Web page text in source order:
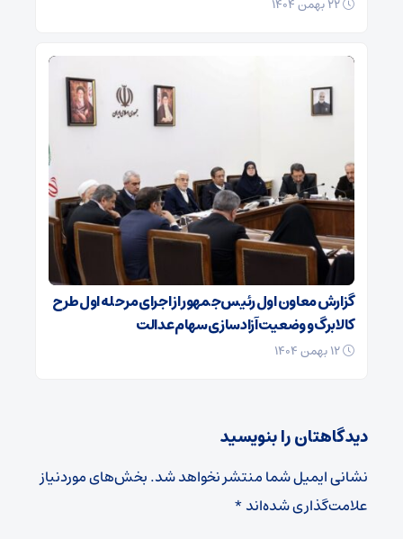
گزارش معاون اول رئیس‌جمهور از اجرای مرحله اول طرح
کالابرگ و وضعیت آزادسازی سهام عدالت
دیدگاهتان را بنویسید
نشانی ایمیل شما منتشر نخواهد شد.بخش‌های موردنیاز
علامت‌گذاری شده‌اند*